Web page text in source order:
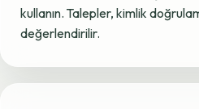
kullanın. Talepler, kimlik
değerlendirilir.